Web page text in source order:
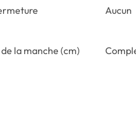
Aucun
la manche (cm)